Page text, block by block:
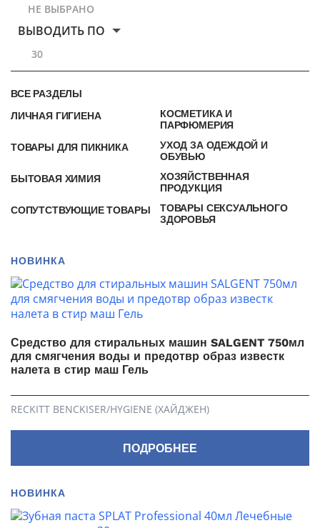
НЕ ВЫБРАНО
ВЫВОДИТЬ ПО
30
ВСЕ РАЗДЕЛЫ
ЛИЧНАЯ ГИГИЕНА
КОСМЕТИКА И
ПАРФЮМЕРИЯ
ТОВАРЫ ДЛЯ ПИКНИКА
УХОД ЗА ОДЕЖДОЙ И
ОБУВЬЮ
БЫТОВАЯ ХИМИЯ
ХОЗЯЙСТВЕННАЯ
ПРОДУКЦИЯ
СОПУТСТВУЮЩИЕ ТОВАРЫ
ТОВАРЫ СЕКСУАЛЬНОГО
ЗДОРОВЬЯ
НОВИНКА
Средство для стиральных машин SALGENT 750мл
для смягчения воды и предотвр образ известк
налета в стир маш Гель
RECKITT BENCKISER/HYGIENE (ХАЙДЖЕН)
ПОДРОБНЕЕ
НОВИНКА